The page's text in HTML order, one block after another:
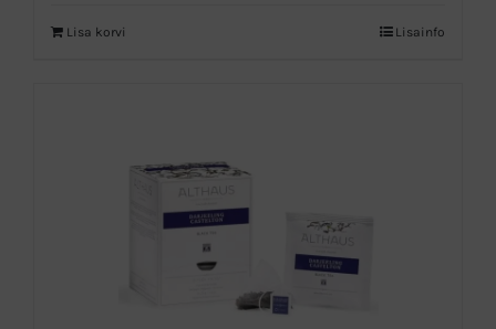
Lisa korvi Lisainfo